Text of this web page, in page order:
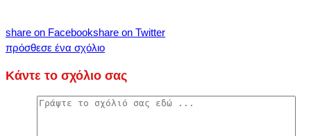
share on Facebookshare on Twitter
πρόσθεσε ένα σχόλιο
Κάντε το σχόλιο σας